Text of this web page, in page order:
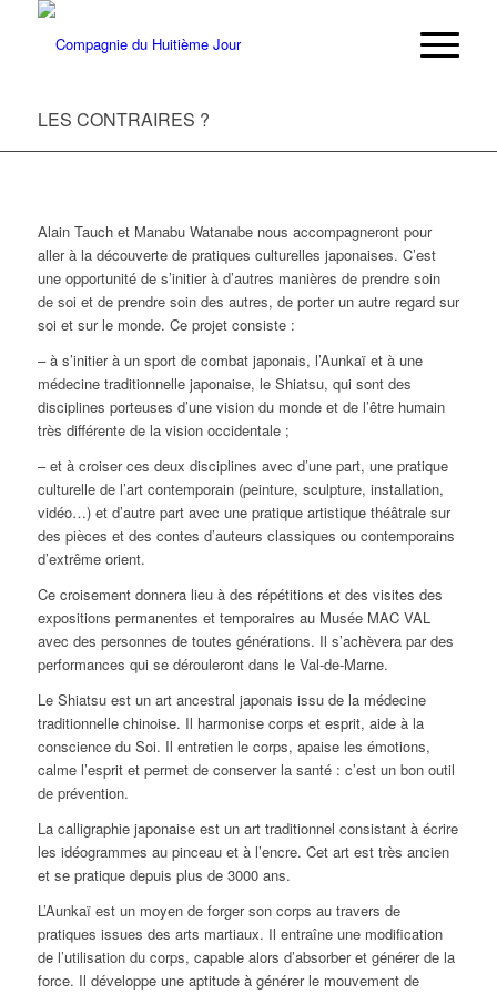
LES CONTRAIRES ?
Alain Tauch et Manabu Watanabe nous accompagneront pour
aller à la découverte de pratiques culturelles japonaises. C’est
une opportunité de s’initierà d’autres manières de prendre soin
de soi et de prendre soin des autres, de porter un autre regard sur
soi et sur le monde. Ce projet consiste :
– à s’initier à un sport de combat japonais, l’Aunkaï et à une
médecine traditionnelle japonaise, le Shiatsu, qui sont des
disciplines porteuses d’une vision du monde et de l’être humain
très différente de la vision occidentale ;
– et à croiser ces deux disciplines avec d’une part, une pratique
culturelle de l’art contemporain (peinture, sculpture, installation,
vidéo…) et d’autre part avec une pratique artistique théâtrale sur
des pièces et des contes d’auteurs classiques ou contemporains
d’extrême orient.
Ce croisement donnera lieu à des répétitions et des visites des
expositions permanentes et temporaires au Musée MAC VAL
avec des personnes de toutes générations. Il s’achèvera par des
performances qui se dérouleront dans le Val-de-Marne.
Le Shiatsu est un art ancestral japonais issu de la médecine
traditionnelle chinoise. Il harmonise corps et esprit, aide à la
conscience du Soi. Il entretien le corps, apaise les émotions,
calme l’esprit et permet de conserver la santé : c’est un bon outil
de prévention.
La calligraphie japonaise est un art traditionnel consistant à écrire
les idéogrammes au pinceau et à l’encre. Cet art est très ancien
et se pratique depuis plus de 3000 ans.
L’Aunkaï est un moyen de forger son corps au travers de
pratiques issues des arts martiaux. Il entraîne une modification
de l’utilisation du corps, capable alors d’absorber et générer de la
force. Il développe une aptitude à générer le mouvement de